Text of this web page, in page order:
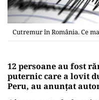
Cutremur în România. Ce
12 persoane au fost
puternic care a lovit
Peru, au anunţat